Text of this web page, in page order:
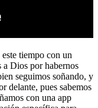
tiempo con un
a Dios por habernos
seguimos soñando, y
delante, pues sabemos
con una app